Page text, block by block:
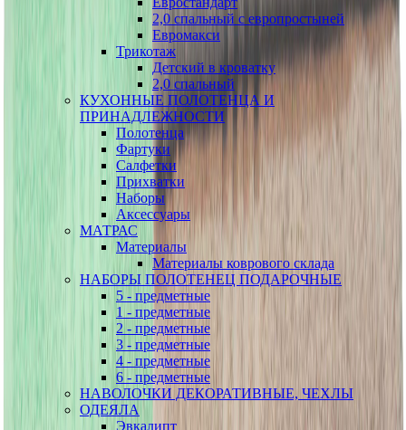
2,0 спальный с европростыней
Евромакси
Трикотаж
Детский в кроватку
2,0 спальный
КУХОННЫЕ ПОЛОТЕНЦА И
ПРИНАДЛЕЖНОСТИ
Полотенца
Фартуки
Салфетки
Прихватки
Наборы
Аксессуары
МАТРАС
Материалы
Материалы коврового склада
НАБОРЫ ПОЛОТЕНЕЦ ПОДАРОЧНЫЕ
5 - предметные
1 - предметные
2 - предметные
3 - предметные
4 - предметные
6 - предметные
НАВОЛОЧКИ ДЕКОРАТИВНЫЕ, ЧЕХЛЫ
ОДЕЯЛА
Эвкалипт